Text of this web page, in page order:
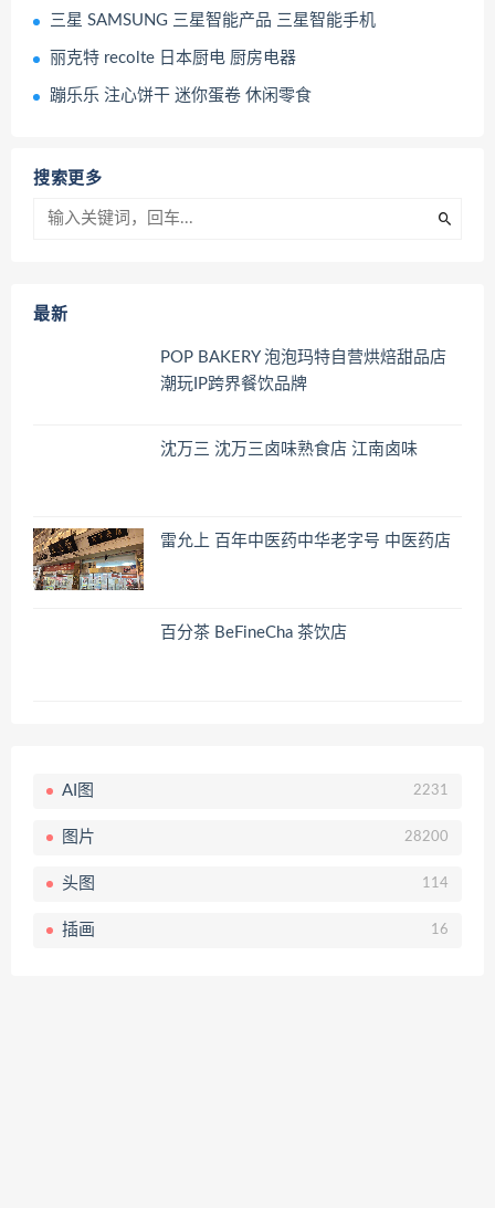
三星 SAMSUNG 三星智能产品 三星智能手机
丽克特 recolte 日本厨电 厨房电器
蹦乐乐 注心饼干 迷你蛋卷 休闲零食
搜索更多
最新
POP BAKERY 泡泡玛特自营烘焙甜品店
潮玩IP跨界餐饮品牌
沈万三 沈万三卤味熟食店 江南卤味
雷允上 百年中医药中华老字号 中医药店
百分茶 BeFineCha 茶饮店
AI图 2231
图片 28200
头图 114
插画 16